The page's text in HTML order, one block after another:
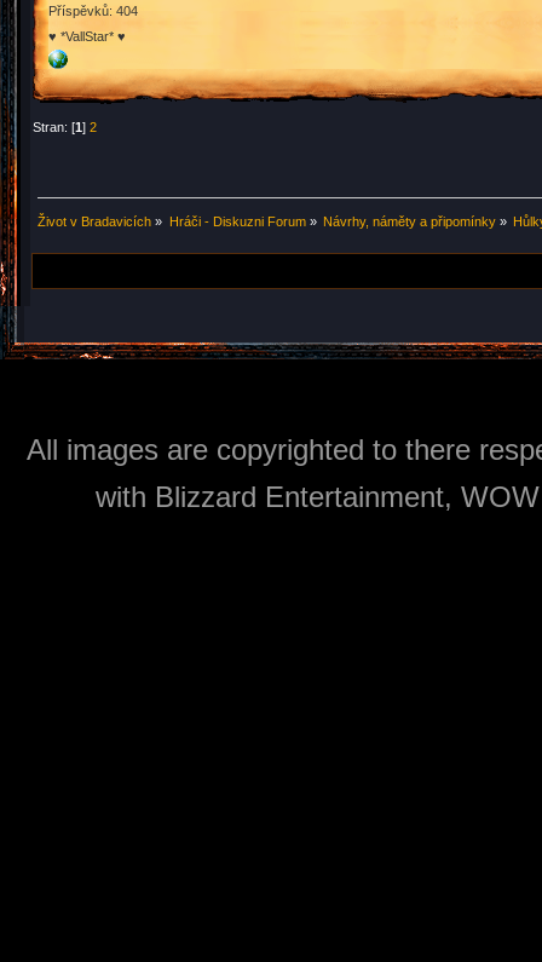
Příspěvků: 404
♥ *VallStar* ♥
Stran: [1]2
Život v Bradavicích » Hráči - Diskuzni Forum» Návrhy, náměty a připomínky»
All images are copyrighted to there
with Blizzard Entertainment,